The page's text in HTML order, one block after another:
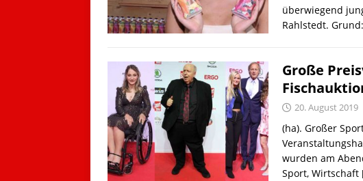
überwiegend
Rahlstedt. Grund:
Große
20. August 2019
(ha). Großer
wurden am
Sport, Wirtschaft